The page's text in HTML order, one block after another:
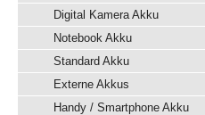
Digital Kamera Akku
Notebook Akku
Standard Akku
Externe Akkus
Handy / Smartphone Akku